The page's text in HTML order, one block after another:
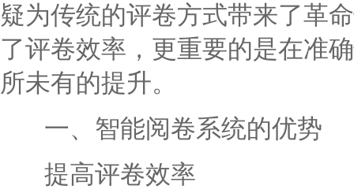
疑为传统的评卷方式带来了革
了评卷效率，更重要的是在准
所未有的提升。
一、智能阅卷系统的优势
提高评卷效率